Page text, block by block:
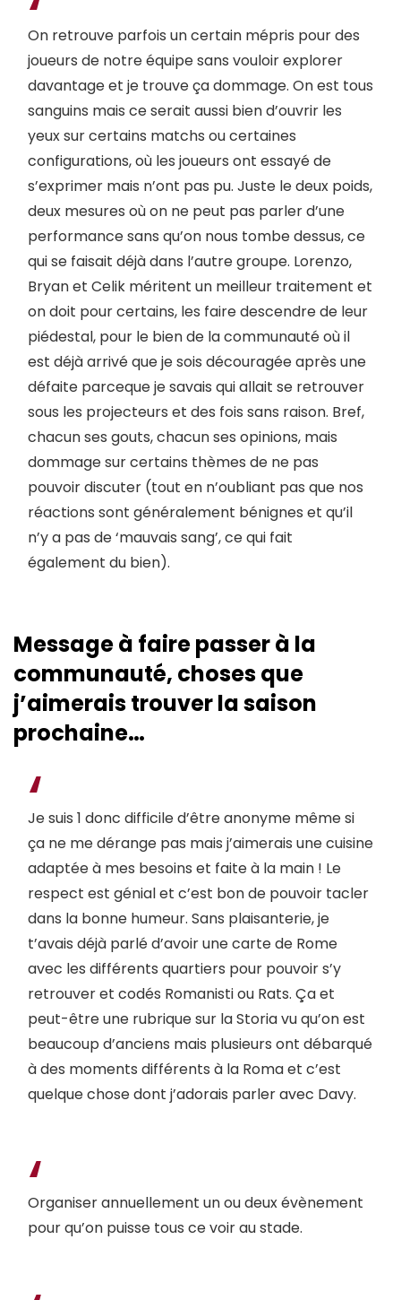
On retrouve parfois un certain mépris pour des
joueurs de notre équipe sans vouloir explorer
davantage et je trouve ça dommage. On est tous
sanguins mais ce serait aussi bien d’ouvrir les
yeux sur certains matchs ou certaines
configurations, où les joueurs ont essayé de
s’exprimer mais n’ont pas pu. Juste le deux poids,
deux mesures où on ne peut pas parler d’une
performance sans qu’on nous tombe dessus, ce
qui se faisait déjà dans l’autre groupe. Lorenzo,
Bryan et Celik méritent un meilleur traitement et
on doit pour certains, les faire descendre de leur
piédestal, pour le bien de la communauté où il
est déjà arrivé que je sois découragée après une
défaite parceque je savais qui allait se retrouver
sous les projecteurs et des fois sans raison. Bref,
chacun ses gouts, chacun ses opinions, mais
dommage sur certains thèmes de ne pas
pouvoir discuter (tout en n’oubliant pas que nos
réactions sont généralement bénignes et qu’il
n’y a pas de ‘mauvais sang’, ce qui fait
également du bien).
Message à faire passer à la
communauté, choses que
j’aimerais trouver la saison
prochaine…
Je suis 1 donc difficile d’être anonyme même si
ça ne me dérange pas mais j’aimerais une cuisine
adaptée à mes besoins et faite à la main ! Le
respect est génial et c’est bon de pouvoir tacler
dans la bonne humeur. Sans plaisanterie, je
t’avais déjà parlé d’avoir une carte de Rome
avec les différents quartiers pour pouvoir s’y
retrouver et codés Romanisti ou Rats. Ça et
peut-être une rubrique sur la Storia vu qu’on est
beaucoup d’anciens mais plusieurs ont débarqué
à des moments différents à la Roma et c’est
quelque chose dont j’adorais parler avec Davy.
Organiser annuellement un ou deux évènement
pour qu’on puisse tous ce voir au stade.